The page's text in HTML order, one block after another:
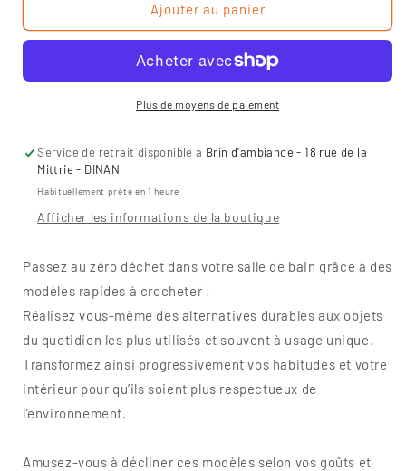
Crochet
dans
bain
Crochet
déchet
dans
ma
bain
Ajouter au panier
Plus de moyens de paiement
Service de retrait disponible à Brin d'ambiance - 18 rue de la
Mittrie - DINAN
Habituellement prête en 1 heure
Afficher les informations de la boutique
Passez au zéro déchet dans votre salle de bain grâce à des
modèles rapides à crocheter !
Réalisez vous-même des alternatives durables aux objets
du quotidien les plus utilisés et souvent à usage unique.
Transformez ainsi progressivement vos habitudes et votre
intérieur pour qu’ils soient plus respectueux de
l’environnement.
Amusez-vous à décliner ces modèles selon vos goûts et